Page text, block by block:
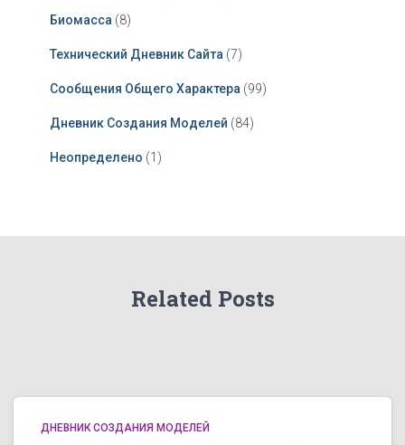
Биомасса (8)
Технический Дневник Сайта (7)
Сообщения Общего Характера (99)
Дневник Создания Моделей (84)
Неопределено (1)
Related Posts
ДНЕВНИК СОЗДАНИЯ МОДЕЛЕЙ